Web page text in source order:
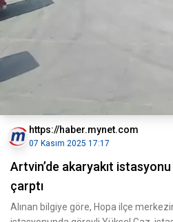
https://haber.mynet.com
07 Kasım 2025 17:17
Artvin’de akaryakıt
çarptı
Alınan bilgiye göre, Hopa ilçe